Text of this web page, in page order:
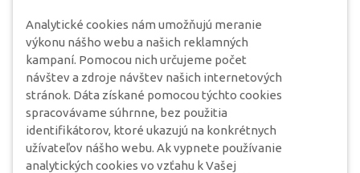
Analytické cookies nám umožňujú meranie
výkonu nášho webu a našich reklamných
kampaní. Pomocou nich určujeme počet
návštev a zdroje návštev našich internetových
stránok. Dáta získané pomocou týchto cookies
spracovávame súhrnne, bez použitia
identifikátorov, ktoré ukazujú na konkrétnych
užívateľov nášho webu. Ak vypnete používanie
analytických cookies vo vzťahu k Vašej